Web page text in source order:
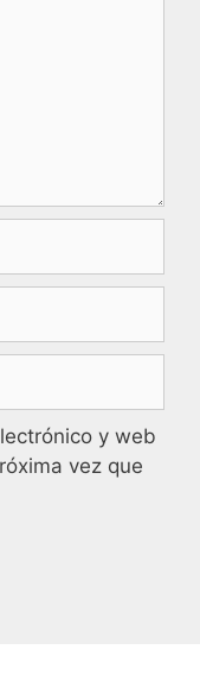
y web
vez que